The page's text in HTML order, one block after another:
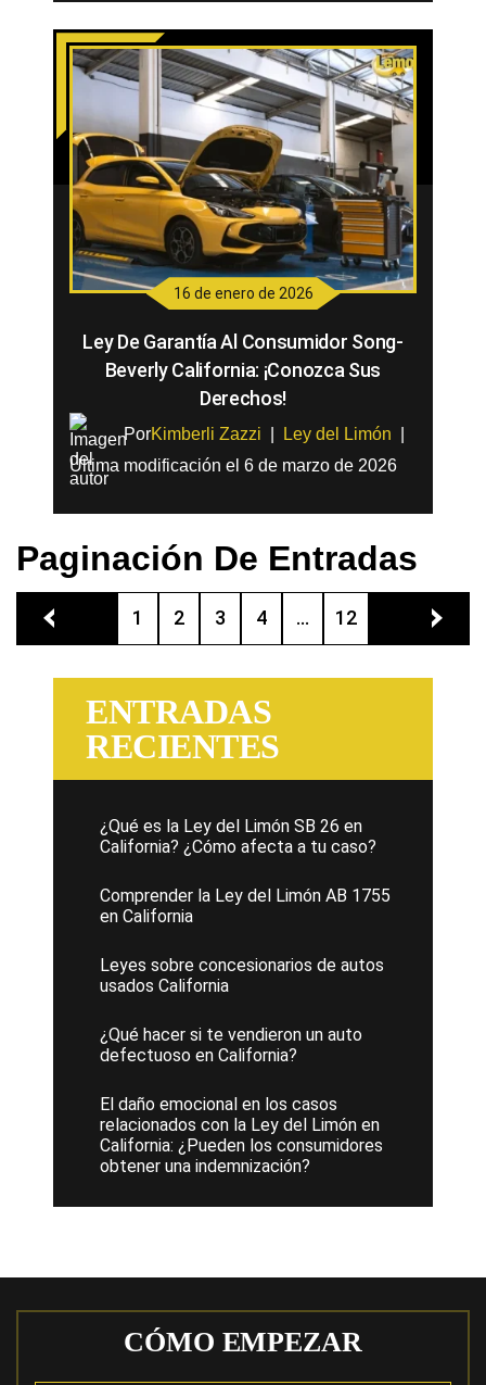
16 de enero de 2026
Ley De Garantía Al Consumidor Song-
Beverly California: ¡Conozca Sus
Derechos!
PorKimberli Zazzi Ley del Limón
Última modificación el 6 de marzo de 2026
Paginación De Entradas
1 2 3 4 ... 12
ENTRADAS
RECIENTES
¿Qué es la Ley del Limón SB 26 en
California? ¿Cómo afecta a tu caso?
Comprender la Ley del Limón AB 1755
en California
Leyes sobre concesionarios de autos
usados California
¿Qué hacer si te vendieron un auto
defectuoso en California?
El daño emocional en los casos
relacionados con la Ley del Limón en
California: ¿Pueden los consumidores
obtener una indemnización?
CÓMO EMPEZAR